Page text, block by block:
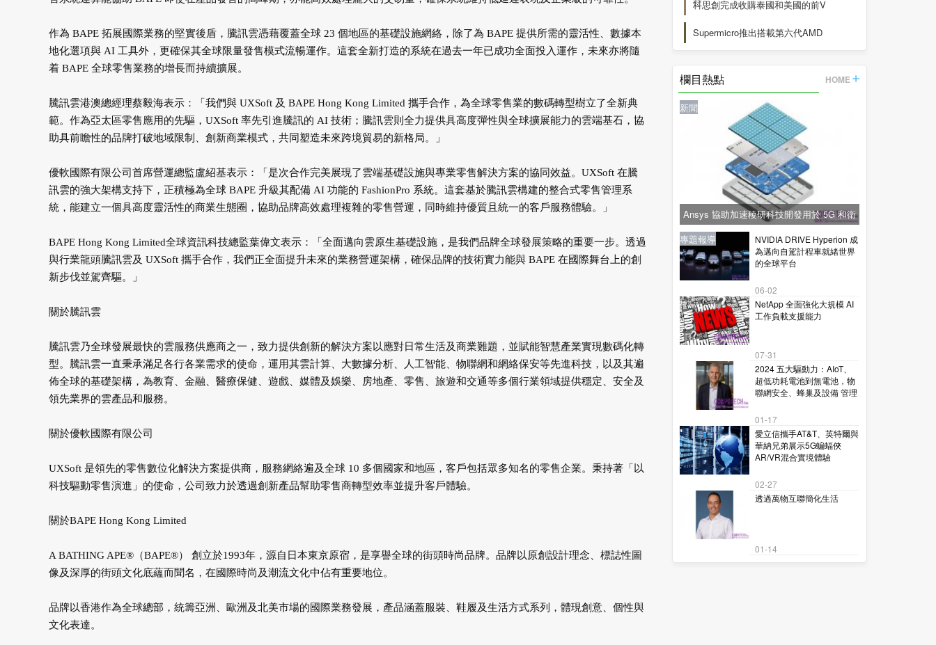
作為 BAPE 拓展國際業務的堅實後盾，騰訊雲憑藉覆蓋全球 23 個地區的基礎設施網絡，除了為 BAPE 提供所需的靈活性、數據本
地化選項與 AI 工具外，更確保其全球限量發售模式流暢運作。這套全新打造的系統在過去一年已成功全面投入運作，未來亦將隨
着 BAPE 全球零售業務的增長而持續擴展。
騰訊雲港澳總經理蔡毅海表示：「我們與 UXSoft 及 BAPE Hong Kong Limited 攜手合作，為全球零售業的數碼轉型樹立了全新典
範。作為亞太區零售應用的先驅，UXSoft 率先引進騰訊的 AI 技術；騰訊雲則全力提供具高度彈性與全球擴展能力的雲端基石，協
助具前瞻性的品牌打破地域限制、創新商業模式，共同塑造未來跨境貿易的新格局。」
優軟國際有限公司首席營運總監盧紹基表示：「是次合作完美展現了雲端基礎設施與專業零售解決方案的協同效益。UXSoft 在騰
訊雲的強大架構支持下，正積極為全球 BAPE 升級其配備 AI 功能的 FashionPro 系統。這套基於騰訊雲構建的整合式零售管理系
統，能建立一個具高度靈活性的商業生態圈，協助品牌高效處理複雜的零售營運，同時維持優質且統一的客戶服務體驗。」
BAPE Hong Kong Limited全球資訊科技總監葉偉文表示：「全面邁向雲原生基礎設施，是我們品牌全球發展策略的重要一步。透過
與行業龍頭騰訊雲及 UXSoft 攜手合作，我們正全面提升未來的業務營運架構，確保品牌的技術實力能與 BAPE 在國際舞台上的創
新步伐並駕齊驅。」
關於騰訊雲
騰訊雲乃全球發展最快的雲服務供應商之一，致力提供創新的解決方案以應對日常生活及商業難題，並賦能智慧產業實現數碼化轉
型。騰訊雲一直秉承滿足各行各業需求的使命，運用其雲計算、大數據分析、人工智能、物聯網和網絡保安等先進科技，以及其遍
佈全球的基礎架構，為教育、金融、醫療保健、遊戲、媒體及娛樂、房地產、零售、旅遊和交通等多個行業領域提供穩定、安全及
領先業界的雲產品和服務。
關於優軟國際有限公司
UXSoft 是領先的零售數位化解決方案提供商，服務網絡遍及全球 10 多個國家和地區，客戶包括眾多知名的零售企業。秉持著「以
科技驅動零售演進」的使命，公司致力於透過創新產品幫助零售商轉型效率並提升客戶體驗。
關於BAPE Hong Kong Limited
A BATHING APE®（BAPE®） 創立於1993年，源自日本東京原宿，是享譽全球的街頭時尚品牌。品牌以原創設計理念、標誌性圖
像及深厚的街頭文化底蘊而聞名，在國際時尚及潮流文化中佔有重要地位。
品牌以香港作為全球總部，統籌亞洲、歐洲及北美市場的國際業務發展，產品涵蓋服裝、鞋履及生活方式系列，體現創意、個性與
文化表達。
科思創完成收購泰國和美國的前V
Supermicro推出搭載第六代AMD
EPYC™
欄目熱點 HOME
新聞
Ansys 協助加速稜研科技開發用於 5G 和衛
星通訊的下一代毫米波技術
新聞
NVIDIA DRIVE Hyperion 成
為邁向自駕計程車就緒世界
的全球平台
06-02
新聞
NetApp 全面強化大規模 AI
工作負載支援能力
07-31
專題報導
2024 五大驅動力：AIoT、
超低功耗電池到無電池，物
聯網安全、蜂巢及設備 管理
01-17
新聞
愛立信攜手AT&T、英特爾與
華納兄弟展示5G蝙蝠俠
AR/VR混合實境體驗
02-27
專題報導
透過萬物互聯簡化生活
01-14